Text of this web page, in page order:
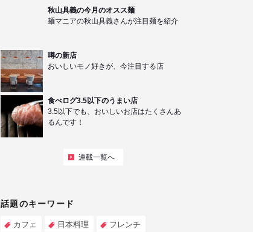
秋山具義の今月のオスス麺
麺マニアの秋山具義さんが注目麺を紹介
噂の新店
おいしいモノ好きが、今注目する店
食べログ3.5以下のうまい店
3.5以下でも、おいしいお店はたくさんあ
るんです！
連載一覧へ
話題のキーワード
カフェ 日本料理 フレンチ